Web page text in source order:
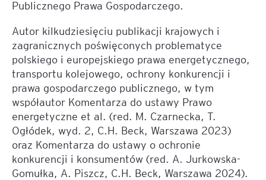
Publicznego Prawa Gospodarczego.
Autor kilkudziesięciu publikacji krajowych i
zagranicznych poświęconych problematyce
polskiego i europejskiego prawa energetycznego,
transportu kolejowego, ochrony konkurencji i
prawa gospodarczego publicznego, w tym
współautor Komentarza do ustawy Prawo
energetyczne et al. (red. M. Czarnecka, T.
Ogłódek, wyd. 2, C.H. Beck, Warszawa 2023)
oraz Komentarza do ustawy o ochronie
konkurencji i konsumentów (red. A. Jurkowska-
Gomułka, A. Piszcz, C.H. Beck, Warszawa 2024).